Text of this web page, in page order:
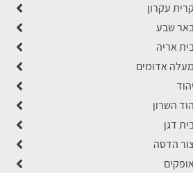
עקרון
שבע
אריה
אדומים
השרון
דגן
הדסה